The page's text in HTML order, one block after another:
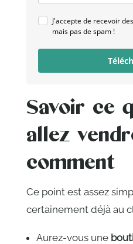
J'accepte de recevoir
mais pas de spam !
Savoir ce
allez
comment
Ce point est assez
certainement déjà au
Aurez-vous une